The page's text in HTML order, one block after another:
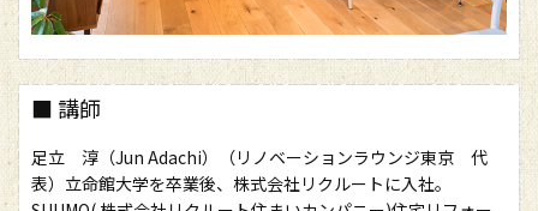
■ 講師
足立 淳（Jun Adachi）（リノベーションラウンジ東京 代
表）立命館大学を卒業後、株式会社リクルートに入社。